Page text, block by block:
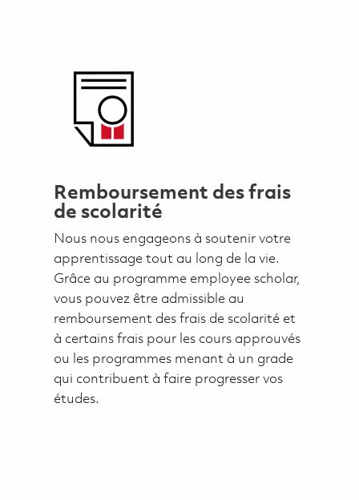
Remboursement des frais
de scolarité
Nous nous engageons à soutenir votre
apprentissage tout au long de la vie.
Grâce au programme employee scholar,
vous pouvez être admissible au
remboursement des frais de scolarité et
à certains frais pour les cours approuvés
ou les programmes menant à un grade
qui contribuent à faire progresser vos
études.